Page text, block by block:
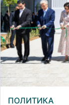
ПОЛИТИКА